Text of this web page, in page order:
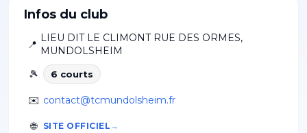
Infos du club
📍
LIEU DIT LE CLIMONT RUE DES ORMES,
MUNDOLSHEIM
🎾
6 courts
✉️ contact@tcmundolsheim.fr
🌐 SITE OFFICIEL